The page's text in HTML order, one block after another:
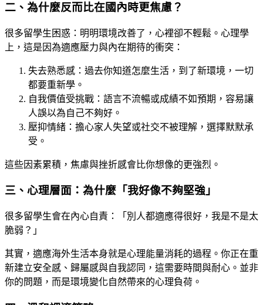
二、為什麼反而比在國內時更焦慮？
很多留學生困惑：明明環境改善了，心裡卻不輕鬆。心理學
上，這是因為適應壓力與內在期待的衝突：
失去熟悉感：過去你知道怎麼生活，到了新環境，一切
都要重新學。
自我價值受挑戰：語言不流暢或成績不如預期，容易讓
人誤以為自己不夠好。
壓抑情緒：擔心家人失望或社交不被理解，選擇默默承
受。
這些因素累積，焦慮與挫折感會比你想像的更強烈。
三、心理層面：為什麼「我好像不夠堅強」
很多留學生會在內心自責：「別人都適應得很好，我是不是太
脆弱？」
其實，適應海外生活本身就是心理能量消耗的過程。你正在重
新建立安全感、歸屬感與自我認同，這需要時間與耐心。並非
你的問題，而是環境變化自然帶來的心理負荷。